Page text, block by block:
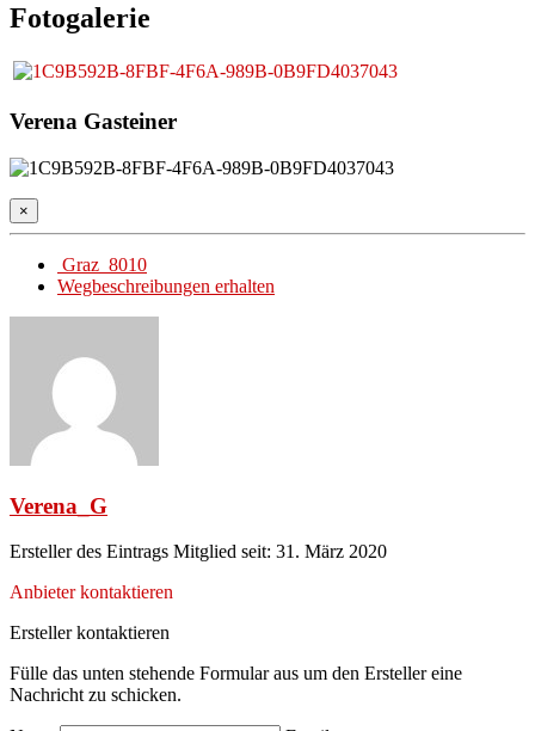
Fotogalerie
Verena Gasteiner
×
Graz 8010
Wegbeschreibungen erhalten
Verena_G
Ersteller des Eintrags Mitglied seit: 31. März 2020
Anbieter kontaktieren
Ersteller kontaktieren
Fülle das unten stehende Formular aus um den Ersteller eine
Nachricht zu schicken.